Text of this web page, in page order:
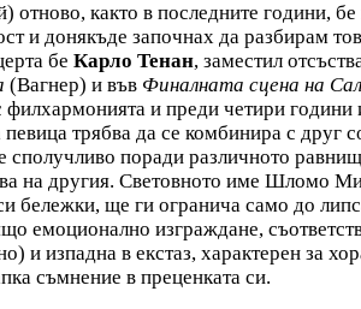
отново, както в последните години,
и донякъде започнах да разбирам
бе Карло Тенан, заместил
(Вагнер) и във Финалната сцена на
и преди четири години
трябва да се комбинира с друг
сполучливо поради различното
на другия. Световното име Шломо
ще ги огранича само до
емоционално изграждане,
и изпадна в екстаз, характерен за
съмнение в преценката си.